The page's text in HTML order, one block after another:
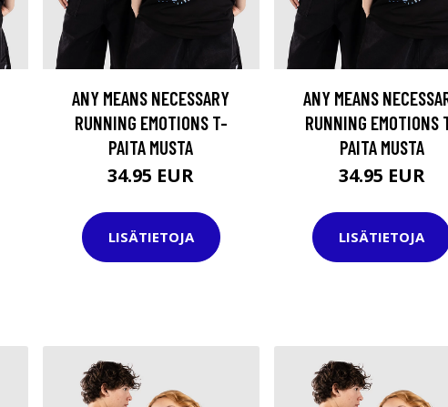
ANY MEANS NECESSARY
RUNNING EMOTIONS T-
PAITA MUSTA
34.95 EUR
LISÄTIETOJA
ANY MEANS
RUNNING EMOTIONS
PAITA MUSTA
34.95 EUR
LISÄTIETOJA